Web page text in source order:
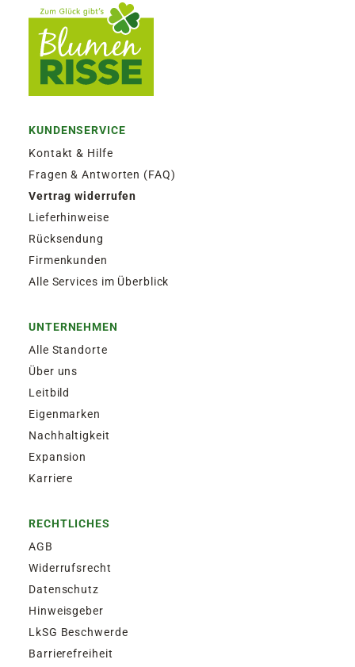
KUNDENSERVICE
Kontakt & Hilfe
Fragen & Antworten (FAQ)
Vertrag widerrufen
Lieferhinweise
Rücksendung
Firmenkunden
Alle Services im Überblick
UNTERNEHMEN
Alle Standorte
Über uns
Leitbild
Eigenmarken
Nachhaltigkeit
Expansion
Karriere
RECHTLICHES
AGB
Widerrufsrecht
Datenschutz
Hinweisgeber
LkSG Beschwerde
Barrierefreiheit